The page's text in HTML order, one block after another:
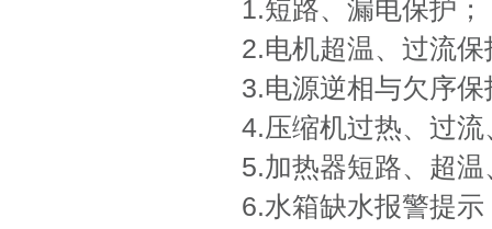
1.短路、漏电保护；
2.电机超温、过流保
3.电源逆相与欠序保
4.压缩机过热、过
5.加热器短路、超
6.水箱缺水报警提示